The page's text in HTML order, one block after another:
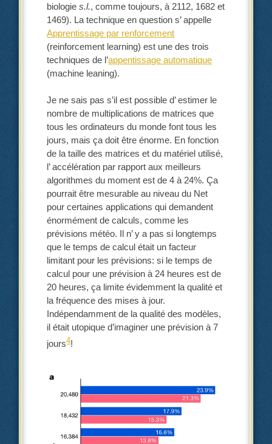
biologies.l., comme toujours, à 2112, 1682 et
1469). La technique en question s’ appelle
Apprentissage par renforcement
(reinforcement learning) est une des trois
techniques de l’appentissage automatique
(machine leaning).
Je ne sais pas s’il est possible d’ estimer le
nombre de multiplications de matrices que
tous les ordinateurs du monde font tous les
jours, mais ça doit être énorme. En fonction
de la taille des matrices et du matériel utilisé,
l’ accélération par rapport aux meilleurs
algorithmes du moment est de 4 à 24%. Ça
pourrait être mesurable au niveau du Net
pour certaines applications qui demandent
énormément de calculs, comme les
prévisions météo. Il n’ y a pas si longtemps
que le temps de calcul était un facteur
limitant pour les prévisions: si le temps de
calcul pour une prévision à 24 heures est de
20 heures, ça limite évidemment la qualité et
la fréquence des mises à jour.
Indépendamment de la qualité des modèles,
il était utopique d’imaginer une prévision à 7
jours4!